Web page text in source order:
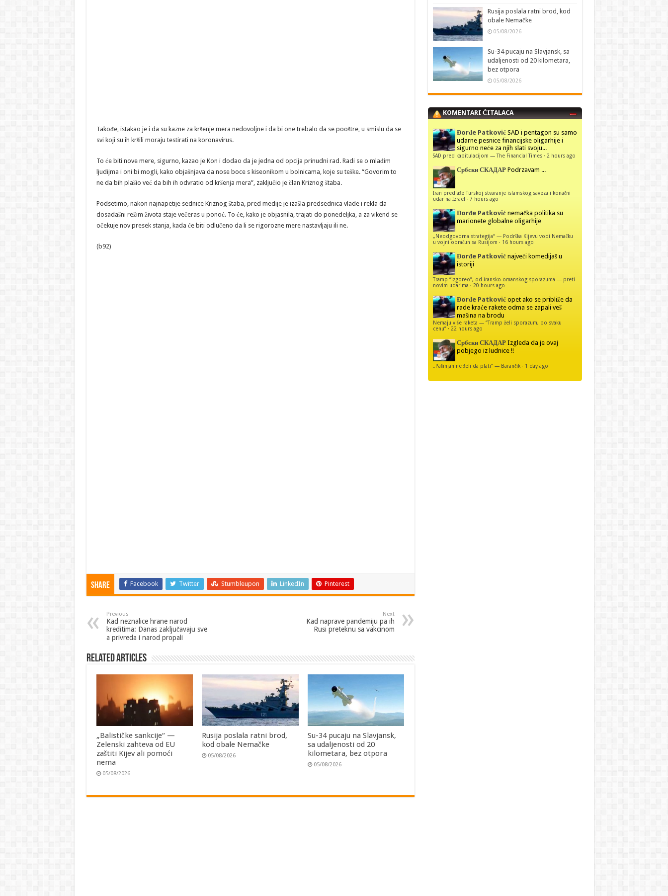
Takođe, istakao je i da su kazne za kršenje mera nedovoljne i da bi one trebalo da se pooštre, u smislu da se
svi koji su ih kršili moraju testirati na koronavirus.
To će biti nove mere, sigurno, kazao je Kon i dodao da je jedna od opcija prinudni rad. Radi se o mlađim
ljudijma i oni bi mogli, kako objašnjava da nose boce s kiseonikom u bolnicama, koje su teške. “Govorim to
ne da bih plašio već da bih ih odvratio od kršenja mera”, zaključio je član Kriznog štaba.
Podsetimo, nakon najnapetije sednice Kriznog štaba, pred medije je izašla predsednica vlade i rekla da
dosadašni režim života staje večeras u ponoć. To će, kako je objasnila, trajati do ponedeljka, a za vikend se
očekuje nov presek stanja, kada će biti odlučeno da li se rigorozne mere nastavljaju ili ne.
(b92)
Share Facebook Twitter Stumbleupon LinkedIn Pinterest
Previous
Kad neznalice hrane narod
kreditima: Danas zaključavaju sve
a privreda i narod propali
Next
Kad naprave pandemiju pa ih
Rusi preteknu sa vakcinom
Related Articles
„Balističke sankcije“ —
Zelenski zahteva od EU
zaštiti Kijev ali pomoći
nema
05/08/2026
Rusija poslala ratni brod,
kod obale Nemačke
05/08/2026
Su-34 pucaju na Slavjansk,
sa udaljenosti od 20
kilometara, bez otpora
05/08/2026
Rusija poslala ratni brod, kod
obale Nemačke
05/08/2026
Su-34 pucaju na Slavjansk, sa
udaljenosti od 20 kilometara,
bez otpora
05/08/2026
KOMENTARI ČITALACA
Đorđe Patković SAD i pentagon su samo
udarne pesnice financijske oligarhije i
sigurno neće za njih slati svoju...
SAD pred kapitulacijom — The Financial Times· 2 hours ago
Србски СКАДАР Podrzavam ...
Iran predlaže Turskoj stvaranje islamskog saveza i konačni
udar na Izrael · 7 hours ago
Đorđe Patković nemačka politika su
marionete globalne oligarhije
„Neodgovorna strategija“ — Podrška Kijevu vodi Nemačku
u vojni obračun sa Rusijom · 16 hours ago
Đorđe Patković najveći komedijaš u
istoriji
Tramp “izgoreo”, od iransko-omanskog sporazuma — preti
novim udarima · 20 hours ago
Đorđe Patković opet ako se približe da
rade kraće rakete odma se zapali veš
mašina na brodu
Nemaju više raketa — “Tramp želi sporazum, po svaku
cenu”· 22 hours ago
Србски СКАДАР Izgleda da je ovaj
pobjego iz ludnice !!
„Pašinjan ne želi da plati“ — Barančik· 1 day ago